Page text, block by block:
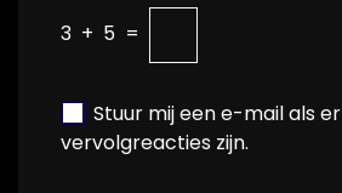
3 + 5 =
Stuur mij een e-mail als er
vervolgreacties zijn.